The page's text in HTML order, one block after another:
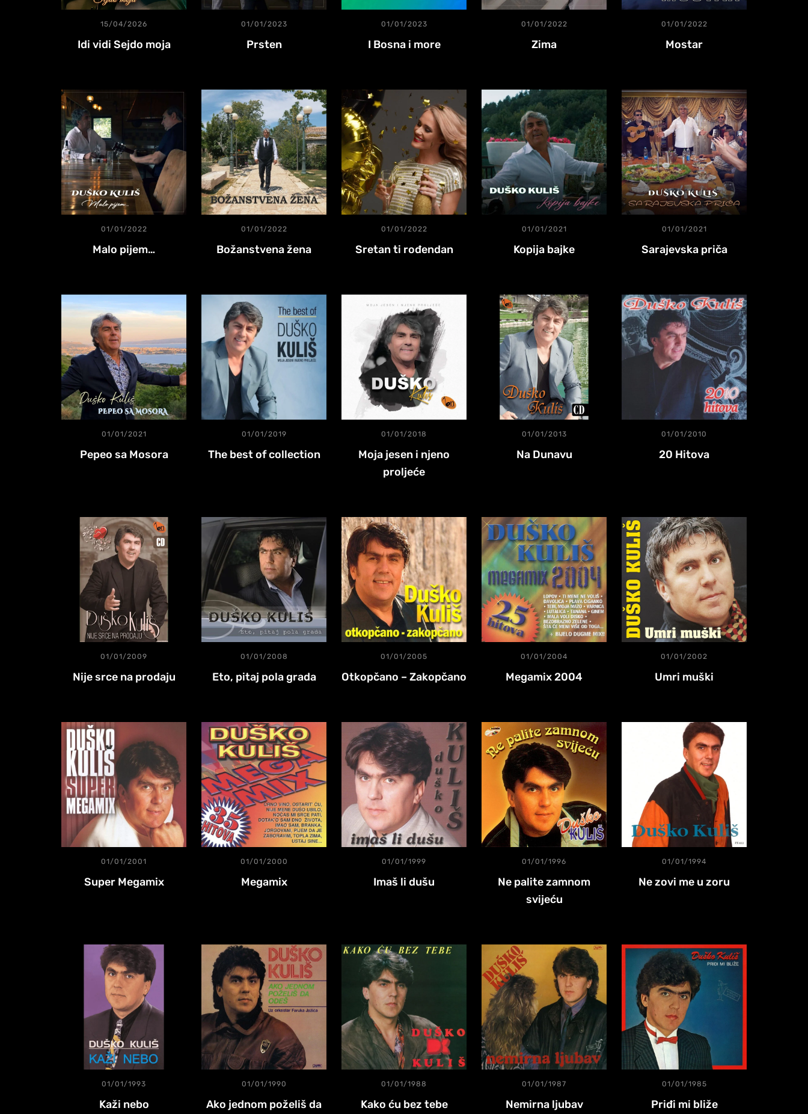
15/04/2026
Idi vidi Sejdo moja
01/01/2023
Prsten
01/01/2023
I Bosna i more
01/01/2022
Zima
01/01/2022
Mostar
01/01/2022
Malo pijem…
01/01/2022
Božanstvena žena
01/01/2022
Sretan ti rođendan
01/01/2021
Kopija bajke
01/01/2021
Sarajevska priča
01/01/2021
Pepeo sa Mosora
01/01/2019
The best of collection
01/01/2018
Moja jesen i njeno
proljeće
01/01/2013
Na Dunavu
01/01/2010
20 Hitova
01/01/2009
Nije srce na prodaju
01/01/2008
Eto, pitaj pola grada
01/01/2005
Otkopčano – Zakopčano
01/01/2004
Megamix 2004
01/01/2002
Umri muški
01/01/2001
Super Megamix
01/01/2000
Megamix
01/01/1999
Imaš li dušu
01/01/1996
Ne palite zamnom
svijeću
01/01/1994
Ne zovi me u zoru
01/01/1993
Kaži nebo
01/01/1990
Ako jednom poželiš da
01/01/1988
Kako ću bez tebe
01/01/1987
Nemirna ljubav
01/01/1985
Priđi mi bliže